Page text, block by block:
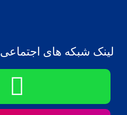
لینک شبکه های اجتماعی